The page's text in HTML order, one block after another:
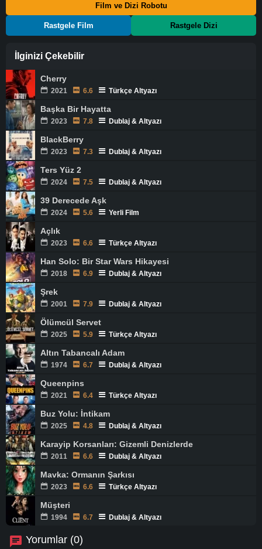
Film ve Dizi Robotu
Rastgele Film Rastgele Dizi
İlginizi Çekebilir
Cherry
2021 6.6 Türkçe Altyazı
Başka Bir Hayatta
2023 7.8 Dublaj & Altyazı
BlackBerry
2023 7.3 Dublaj & Altyazı
Ters Yüz 2
2024 7.5 Dublaj & Altyazı
39 Derecede Aşk
2024 5.6 Yerli Film
Açlık
2023 6.6 Türkçe Altyazı
Han Solo: Bir Star Wars Hikayesi
2018 6.9 Dublaj & Altyazı
Şrek
2001 7.9 Dublaj & Altyazı
Ölümcül Servet
2025 5.9 Türkçe Altyazı
Altın Tabancalı Adam
1974 6.7 Dublaj & Altyazı
Queenpins
2021 6.4 Türkçe Altyazı
Buz Yolu: İntikam
2025 4.8 Dublaj & Altyazı
Karayip Korsanları: Gizemli Denizlerde
2011 6.6 Dublaj & Altyazı
Mavka: Ormanın Şarkısı
2023 6.6 Türkçe Altyazı
Müşteri
1994 6.7 Dublaj & Altyazı
Yorumlar (0)